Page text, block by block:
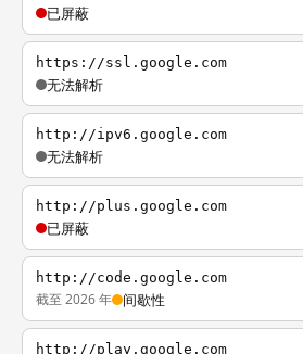
已屏蔽
https://ssl.google.com
无法解析
http://ipv6.google.com
无法解析
http://plus.google.com
已屏蔽
http://code.google.com
截至 2026 年 间歇性
http://play.google.com